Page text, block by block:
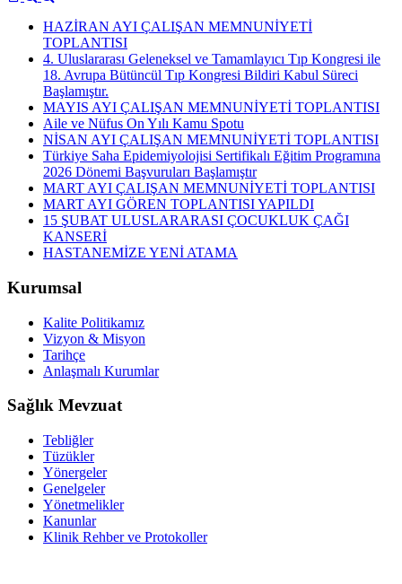
HAZİRAN AYI ÇALIŞAN MEMNUNİYETİ
TOPLANTISI
4. Uluslararası Geleneksel ve Tamamlayıcı Tıp Kongresi ile
18. Avrupa Bütüncül Tıp Kongresi Bildiri Kabul Süreci
Başlamıştır.
MAYIS AYI ÇALIŞAN MEMNUNİYETİ TOPLANTISI
Aile ve Nüfus On Yılı Kamu Spotu
NİSAN AYI ÇALIŞAN MEMNUNİYETİ TOPLANTISI
Türkiye Saha Epidemiyolojisi Sertifikalı Eğitim Programına
2026 Dönemi Başvuruları Başlamıştır
MART AYI ÇALIŞAN MEMNUNİYETİ TOPLANTISI
MART AYI GÖREN TOPLANTISI YAPILDI
15 ŞUBAT ULUSLARARASI ÇOCUKLUK ÇAĞI
KANSERİ
HASTANEMİZE YENİ ATAMA
Kurumsal
Kalite Politikamız
Vizyon & Misyon
Tarihçe
Anlaşmalı Kurumlar
Sağlık Mevzuat
Tebliğler
Tüzükler
Yönergeler
Genelgeler
Yönetmelikler
Kanunlar
Klinik Rehber ve Protokoller